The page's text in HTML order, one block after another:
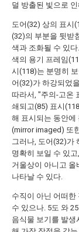
덜 방출된 빛으로
도어(32) 상의 표시
(32)의 부분을 뒷받
색과 조화될 수 있
색의 용기 프레임
시(118)는 분명히
어(32)가 하강되었
따라서, "주의-고온
쇄되고(85) 표시
해 표시되는 동안에
(mirror imaged) 또
그러나, 도어(32)가
명확히 보일 수 있
거울상이 아니고
나타날 수 있다.
수직이 아닌 어떠한
수 있으나. 5도 와
음식물 보기를 발생